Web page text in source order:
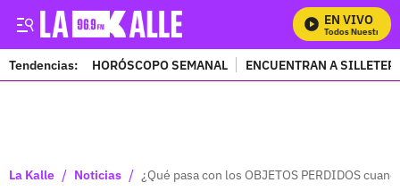
EN VIVO
Mira Todos Nuestros
Tendencias: HORÓSCOPO SEMANAL ENCUENTRAN A
La Kalle / Noticias / ¿Qué pasa con los OBJETOS PERDIDOS